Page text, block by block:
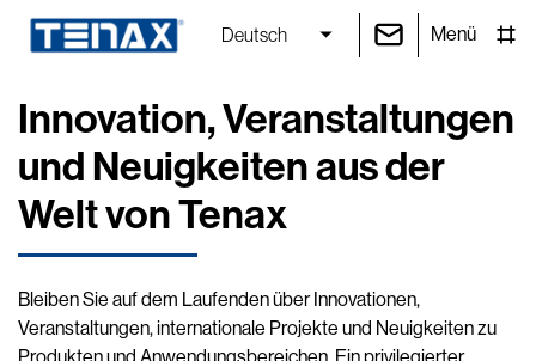
Deutsch Menü
Innovation, Veranstaltungen
und Neuigkeiten aus der
Welt von Tenax
Bleiben Sie auf dem Laufenden über Innovationen,
Veranstaltungen, internationale Projekte und Neuigkeiten zu